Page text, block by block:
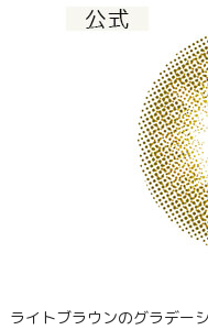
ライトブラウンのグラデー